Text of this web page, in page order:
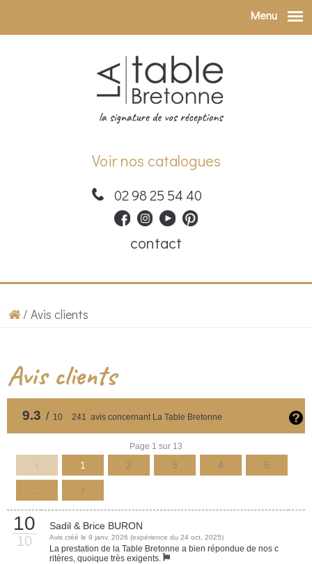
Menu
Voir nos catalogues
02 98 25 54 40
contact
/ Avis clients
Avis clients
9.3 / 10 241 avis concernant La Table Bretonne
Page 1 sur 13
1 2 3 4 5
10
10
Sadil & Brice BURON
Avis créé le 9 janv. 2026 (expérience du 24 oct. 2025)
La prestation de la Table Bretonne a bien répondue de nos c
ritères, quoique très exigents.